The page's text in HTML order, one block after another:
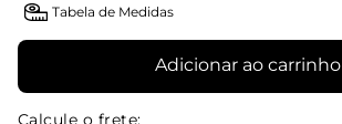
Tabela de Medidas
Adicionar ao carrinho